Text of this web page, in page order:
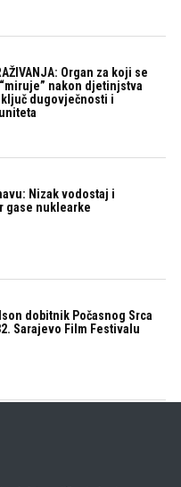
Organ za koji se
nakon djetinjstva
dugovječnosti i
Nizak vodostaj i
gase nuklearke
dobitnik Počasnog Srca
Sarajevo Film Festivalu